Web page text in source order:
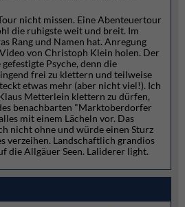
nicht missen. Eine Abenteuertour
die ruhigste weit und breit. Im
Rang und Namen hat. Anregung
von Christoph Klein holen. Der
Psyche, denn die
frei zu klettern und teilweise
etwas mehr (aber nicht viel!). Ich
Metterlein klettern zu dürfen,
benachbarten "Marktoberdorfer
mit einem Lächeln vor. Das
nicht ohne und würde einen Sturz
verzeihen. Landschaftlich grandios
die Allgäuer Seen. Laliderer light.